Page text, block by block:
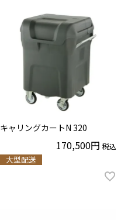
キャリングカートN 320
170,500 税込
大型配送